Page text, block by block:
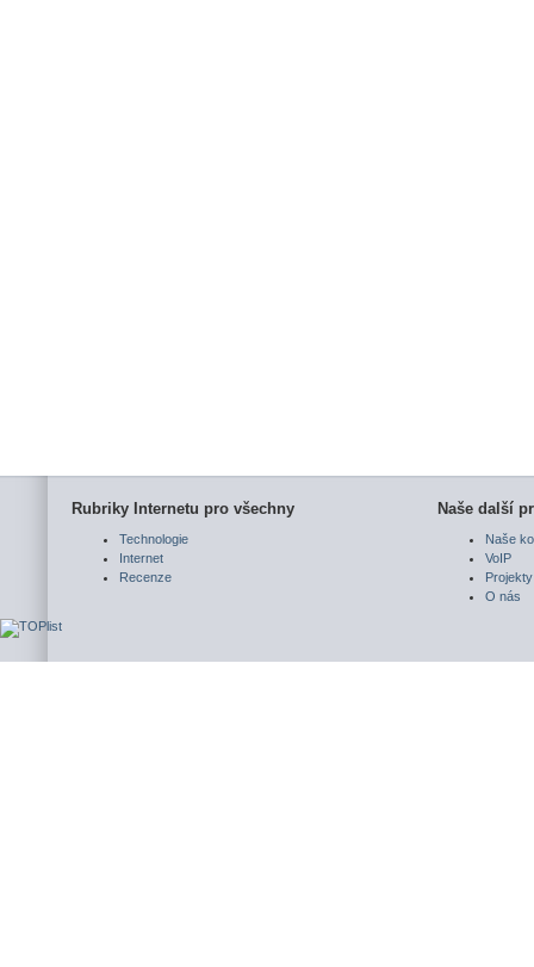
Rubriky Internetu pro všechny
Technologie
Internet
Recenze
Naše další
Naše
VoIP
Projekty
O nás